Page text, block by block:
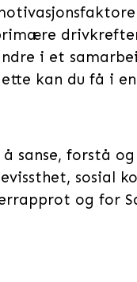
i et
kan du få i
sanse, forstå
sosial
og for